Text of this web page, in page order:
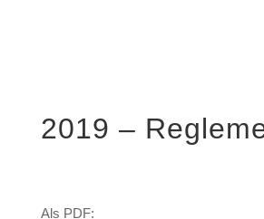
2019 –
Als PDF: